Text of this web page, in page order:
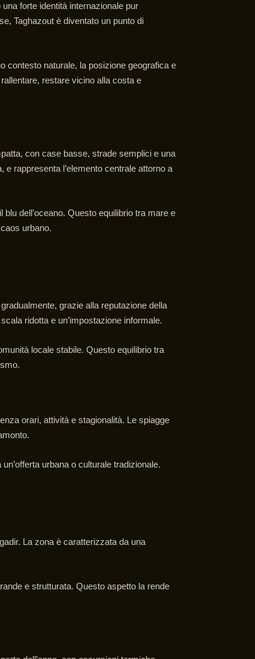
forte identità internazionale pur
Taghazout è diventato un punto di
contesto naturale, la posizione geografica e
restare vicino alla costa e
con case basse, strade semplici e una
rappresenta l’elemento centrale attorno a
dell’oceano. Questo equilibrio tra mare e
urbano.
grazie alla reputazione della
ridotta e un’impostazione informale.
locale stabile. Questo equilibrio tra
orari, attività e stagionalità. Le spiagge
urbana o culturale tradizionale.
La zona è caratterizzata da una
e strutturata. Questo aspetto la rende